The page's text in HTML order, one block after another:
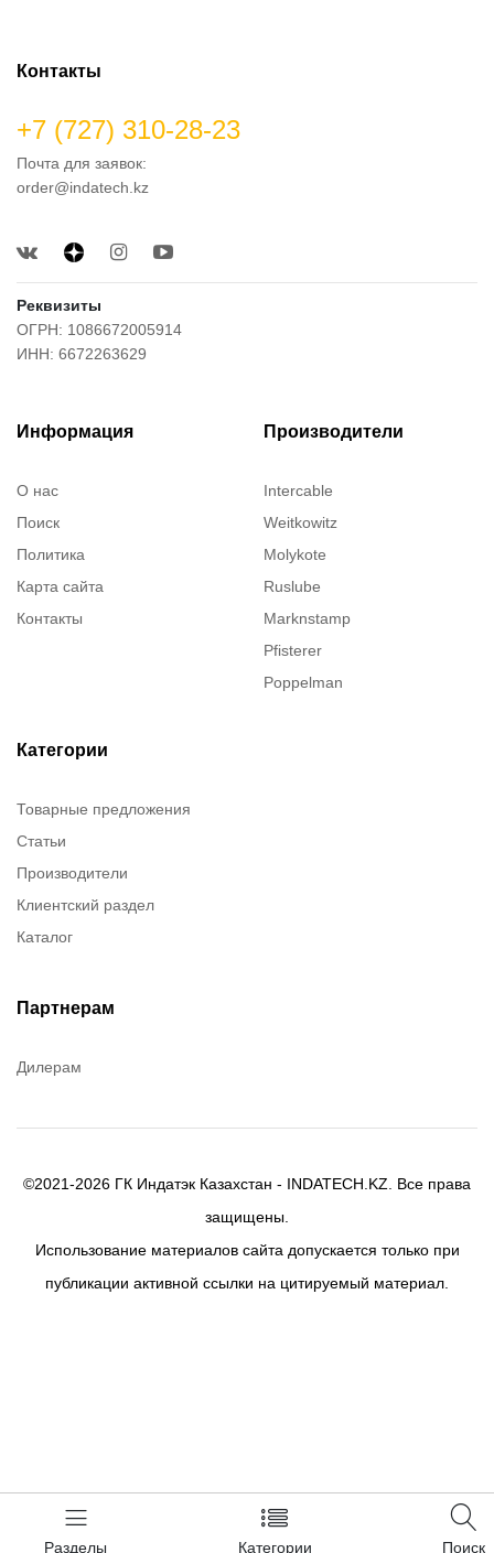
Разделы Категории Поиск
Контакты
+7 (727) 310-28-23
Почта для заявок:
order@indatech.kz
Реквизиты
ОГРН: 1086672005914
ИНН: 6672263629
Информация
О нас
Поиск
Политика
Карта сайта
Контакты
Производители
Intercable
Weitkowitz
Molykote
Ruslube
Marknstamp
Pfisterer
Poppelman
Категории
Товарные предложения
Статьи
Производители
Клиентский раздел
Каталог
Партнерам
Дилерам
©2021-2026 ГК Индатэк Казахстан - INDATECH.KZ. Все права
защищены.
Использование материалов сайта допускается только при
публикации активной ссылки на цитируемый материал.